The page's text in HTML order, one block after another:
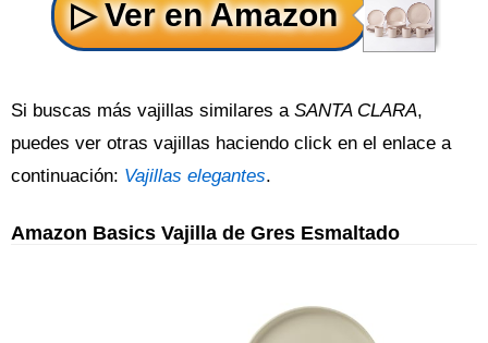
Si buscas más vajillas similares a SANTA CLARA,
puedes ver otras vajillas haciendo click en el enlace a
continuación: Vajillas elegantes.
Amazon Basics Vajilla de Gres Esmaltado